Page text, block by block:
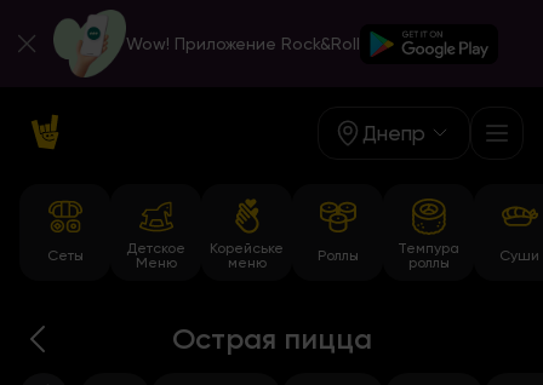
Wow! Приложение Rock&Roll
Днепр
Сеты
Детское
Меню
Корейське
меню
Роллы
Темпура
роллы
Суши
Острая пицца